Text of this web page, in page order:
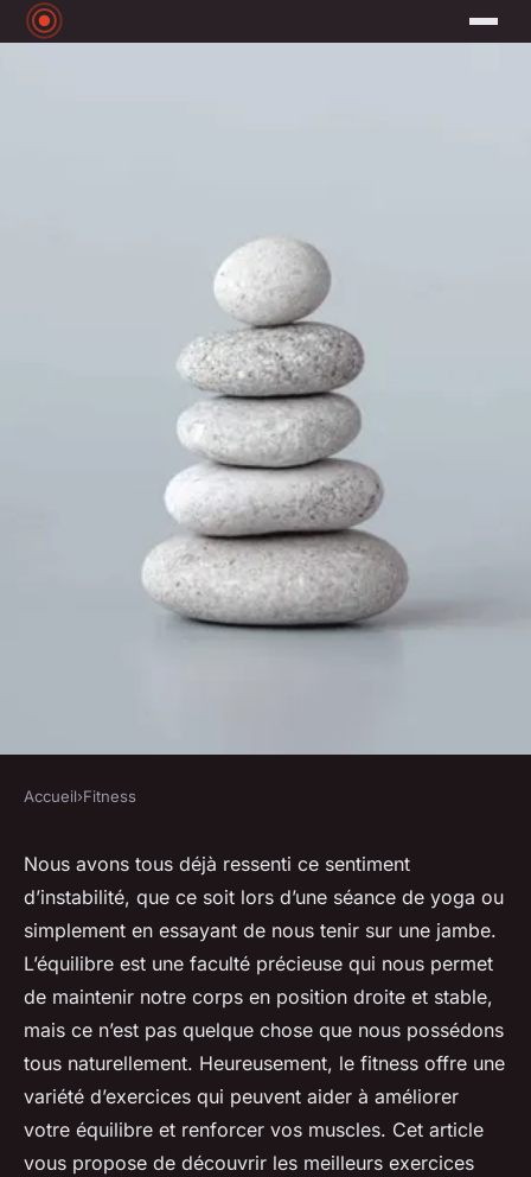
les meilleurs exercices de
fitness pour améliorer votre
équilibre
Raphaël•15 octobre 2023•6 min de lecture
Accueil›Fitness
Nous avons tous déjà ressenti ce sentiment
d’instabilité, que ce soit lors d’une séance de yoga ou
simplement en essayant de nous tenir sur une jambe.
L’équilibre est une faculté précieuse qui nous permet
de maintenir notre corps en position droite et stable,
mais ce n’est pas quelque chose que nous possédons
tous naturellement. Heureusement, le fitness offre une
variété d’exercices qui peuvent aider à améliorer
votre équilibre et renforcer vos muscles. Cet article
vous propose de découvrir les meilleurs exercices